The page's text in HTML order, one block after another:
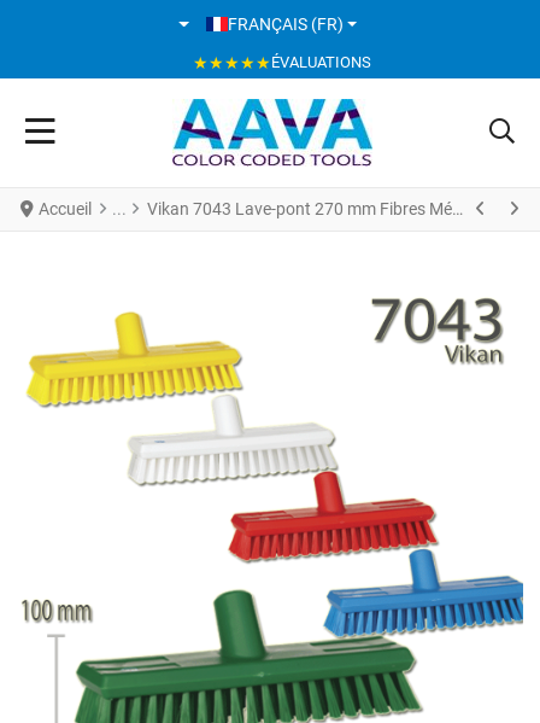
SÉLECTIONNEZ VOTRE LANGUE
FRANÇAIS (FR)
★★★★★ÉVALUATIONS
Accueil Vikan 7043 Lave-pont 270 mm Fibres Médium